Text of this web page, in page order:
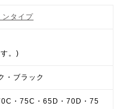
ンタイプ
。)
・ブラック
・75C・65D・70D・75